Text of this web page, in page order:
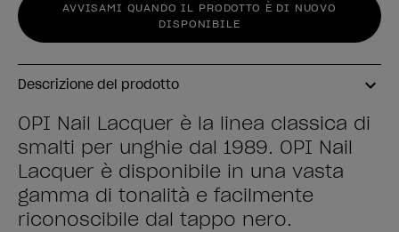
AVVISAMI QUANDO IL PRODOTTO È DI NUOVO
DISPONIBILE
Descrizione del prodotto
OPI Nail Lacquer è la linea classica di
smalti per unghie dal 1989. OPI Nail
Lacquer è disponibile in una vasta
gamma di tonalità e facilmente
riconoscibile dal tappo nero.